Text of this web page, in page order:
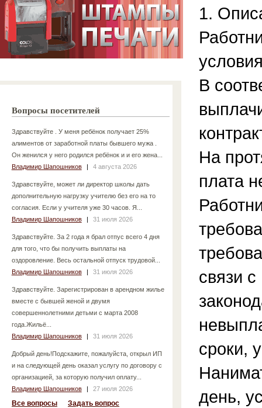
Вопросы посетителей
Здравствуйте . У меня ребёнок получает 25%
алиментов от заработной платы бывшего мужа .
Он женился у него родился ребёнок и и его жена...
Владимир Шапошников
| 4 августа 2026
Здравствуйте, может ли директор школы дать
дополнительную нагрузку учителю без его на то
согласия. Если у учителя уже 30 часов. Я...
Владимир Шапошников
| 31 июля 2026
Здравствуйте. За 2 года я брал отпус всего 4 дня
для того, что бы получить выплаты на
оздоровление. Весь остальной отпуск трудовой...
Владимир Шапошников
| 31 июля 2026
Здравствуйте. Зарегистрирован в арендном жилье
вместе с бывшей женой и двумя
совершеннолетними детьми с марта 2008
года.Жильё...
Владимир Шапошников
| 31 июля 2026
Добрый день!Подскажите, пожалуйста, открыл ИП
и на следующей день оказал услугу по договору с
организацией, за которую получил оплату...
Владимир Шапошников
| 27 июля 2026
Все вопросы Задать вопрос
1.
В
На
плата
связи
сроки,
день,